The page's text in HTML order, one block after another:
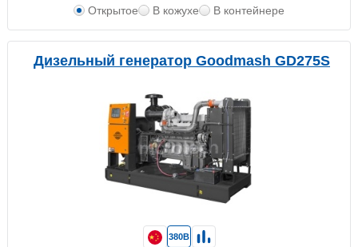
Открытое В кожухе В контейнере
Дизельный генератор Goodmash GD275S
380В